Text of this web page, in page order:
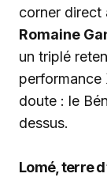
corner direct
Romaine
un triplé
performance
doute : le
dessus.
Lomé, terre